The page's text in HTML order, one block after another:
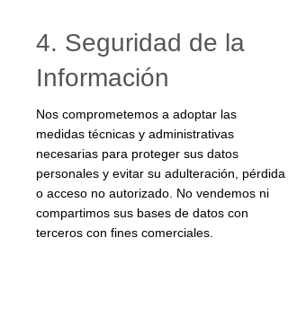
4. Seguridad de la
Información
Nos comprometemos a adoptar las
medidas técnicas y administrativas
necesarias para proteger sus datos
personales y evitar su adulteración, pérdida
o acceso no autorizado. No vendemos ni
compartimos sus bases de datos con
terceros con fines comerciales.